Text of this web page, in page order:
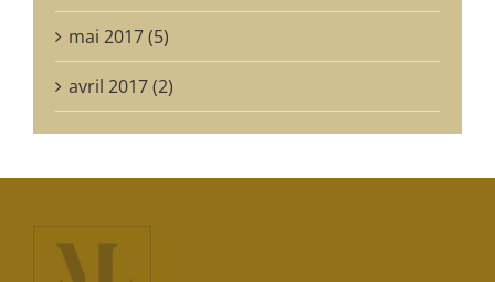
mai 2017 (5)
avril 2017 (2)